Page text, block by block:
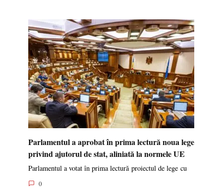
Parlamentul a aprobat în prima lectură noua lege
privind ajutorul de stat, aliniată la normele UE
Parlamentul a votat în prima lectură proiectul de lege cu
0